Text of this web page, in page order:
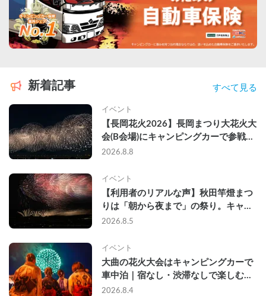
新着記事 すべて見る
イベント
【長岡花火2026】長岡まつり大花火大
会(B会場)にキャンピングカーで参戦し
て、長岡駅前で車中泊してきた
2026.8.8
イベント
【利用者のリアルな声】秋田竿燈まつ
りは「朝から夜まで」の祭り。キャン
ピングカーで行った2組の記録
2026.8.5
イベント
大曲の花火大会はキャンピングカーで
車中泊｜宿なし・渋滞なしで楽しむ
2026年完全ガイド
2026.8.4